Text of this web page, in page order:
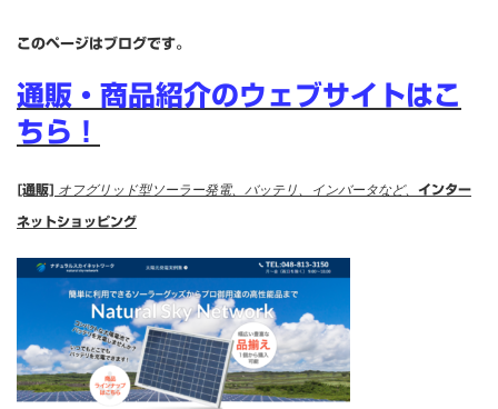
このページはブログです。
通販・商品紹介のウェブサイトはこ
ちら！
[通販] オフグリッド型ソーラー発電、バッテリ、インバータなど、 インター
ネットショッピング